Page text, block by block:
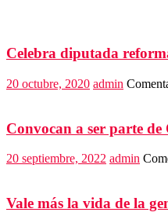
Celebra diputada
20 octubre, 2020 admin
Convocan a ser parte
20 septiembre, 2022 admin
Vale más la vida de la